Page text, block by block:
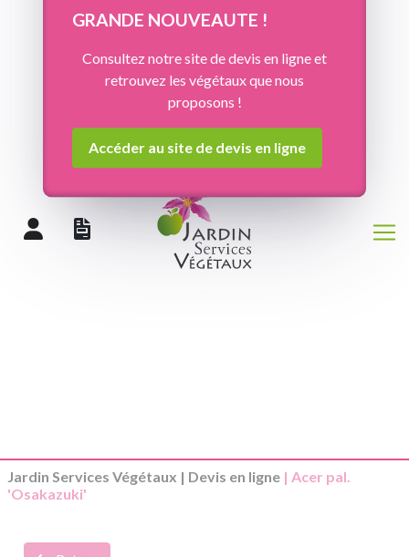
GRANDE NOUVEAUTE !
Consultez notre site de devis en ligne et
retrouvez les végétaux que nous
proposons !
Accéder au site de devis en ligne
Jardin Services Végétaux | Devis en ligne | Acer pal.
'Osakazuki'
Panneau de gestion des cookies